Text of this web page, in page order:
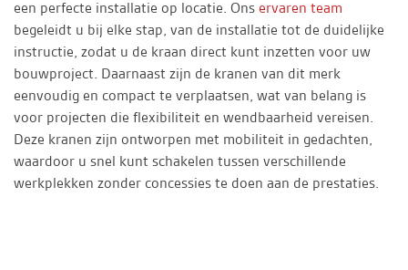
een perfecte installatie op locatie. Ons ervaren team
begeleidt u bij elke stap, van de installatie tot de duidelijke
instructie, zodat u de kraan direct kunt inzetten voor uw
bouwproject. Daarnaast zijn de kranen van dit merk
eenvoudig en compact te verplaatsen, wat van belang is
voor projecten die flexibiliteit en wendbaarheid vereisen.
Deze kranen zijn ontworpen met mobiliteit in gedachten,
waardoor u snel kunt schakelen tussen verschillende
werkplekken zonder concessies te doen aan de prestaties.